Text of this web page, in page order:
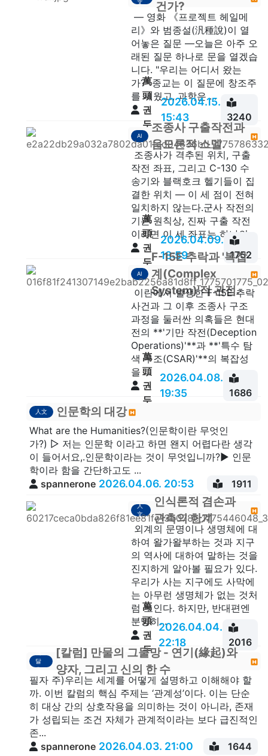
文
건가?
— 영화 《프로젝트 헤일메
리》와 범종설(汎種說)이 열
어놓은 질문 —오늘은 아주 오
래된 질문 하나로 문을 열겠습
니다. "우리는 어디서 왔는
가?" 종교는 이 질문에 창조주
를 세웠고, 과학은 ...
萬
頭
권
두
안
2026.04.15.
15:43
3240
AI
조종사 구출작전과
음모론적 스멜.
조종사가 격추된 위치, 구출
작전 좌표, 그리고 C-130 수
송기와 블랙호크 헬기들이 집
결한 위치 — 이 세 점이 전혀
일치하지 않는다.군사 작전의
기본 원칙상, 진짜 구출 작전
이라면 이 세 좌표는 하나의...
萬
頭
권
두
안
2026.04.09.
18:59
1752
AI
F-15E 추락과 '복잡
계(Complex
System)'적 관점.
이란에서 발생한 F-15E 추락
사건과 그 이후 조종사 구조
과정을 둘러싼 의혹들은 현대
전의 **'기만 작전(Deception
Operations)'**과 **'특수 탐
색 구조(CSAR)'**의 복잡성
을 ...
萬
頭
권
두
2026.04.08.
19:35
1686
人文 인문학의 대강
What are the Humanities?(인문학이란 무엇인
가?) ▷ 저는 인문학 이라고 하면 왠지 어렵다란 생각
이 들어서요,.인문학이라는 것이 무엇입니까?▶ 인문
학이라 함을 간단하고도 ...
spannerone 2026.04.06. 20:53 1911
人
文
인식론적 겸손과
관측의 한계
외계의 문명이나 생명체에 대
하여 왈가왈부하는 것과 지구
의 역사에 대하여 말하는 것을
진지하게 알아볼 필요가 있다.
우리가 사는 지구에도 사막에
는 아무런 생명체가 없는 것처
럼 보인다. 하지만, 반대편엔
분명히...
萬
頭
권
두
안
2026.04.04.
22:18
2016
달
음
[칼럼] 만물의 그물망 - 연기(緣起)와
양자, 그리고 신의 한 수
​필자 주)우리는 세계를 어떻게 설명하고 이해해야 할
까. ​이번 칼럼의 핵심 주제는 ‘관계성’이다. 이는 단순
히 대상 간의 상호작용을 의미하는 것이 아니라, 존재
가 성립되는 조건 자체가 관계적이라는 보다 급진적인
존...
spannerone 2026.04.03. 21:00 1644